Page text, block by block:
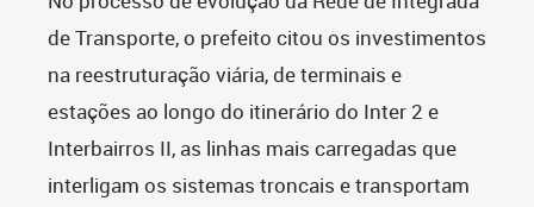
de Transporte, o prefeito citou os investimentos
na reestruturação viária, de terminais e
estações ao longo do itinerário do Inter 2 e
Interbairros II, as linhas mais carregadas que
interligam os sistemas troncais e transportam